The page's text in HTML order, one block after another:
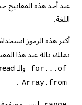
عند أحد هذه المفاتيح
اللغة.
أكثر هذه الرموز
يملك دالة عند هذا
for...of والـ spread والتفكيك (destructuring) و
Array.from
.